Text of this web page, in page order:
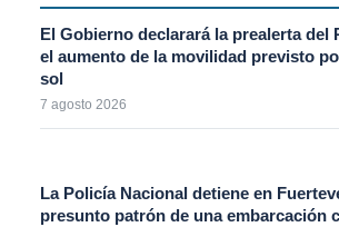
El Gobierno declarará la prealerta del
el aumento de la movilidad previsto
sol
7 agosto 2026
La Policía Nacional detiene en
presunto patrón de una embarcación